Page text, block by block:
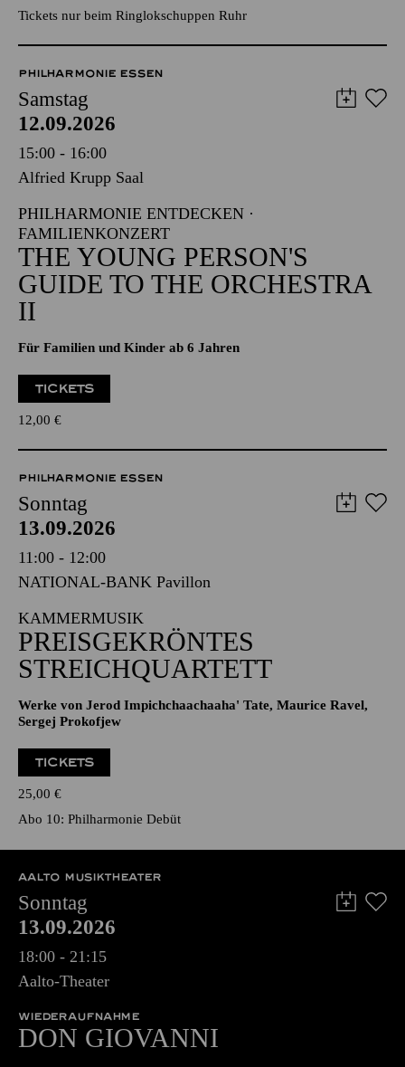
Tickets nur beim Ringlokschuppen Ruhr
PHILHARMONIE ESSEN
Samstag
12.09.2026
15:00 - 16:00
Alfried Krupp Saal
PHILHARMONIE ENTDECKEN ·
FAMILIENKONZERT
THE YOUNG PERSON'S
GUIDE TO THE ORCHESTRA
II
Für Familien und Kinder ab 6 Jahren
TICKETS
12,00 €
PHILHARMONIE ESSEN
Sonntag
13.09.2026
11:00 - 12:00
NATIONAL-BANK Pavillon
KAMMERMUSIK
PREISGEKRÖNTES
STREICHQUARTETT
Werke von Jerod Impichchaachaaha' Tate, Maurice Ravel,
Sergej Prokofjew
TICKETS
25,00 €
Abo 10: Philharmonie Debüt
AALTO MUSIKTHEATER
Sonntag
13.09.2026
18:00 - 21:15
Aalto-Theater
WIEDERAUFNAHME
DON GIO­VANNI